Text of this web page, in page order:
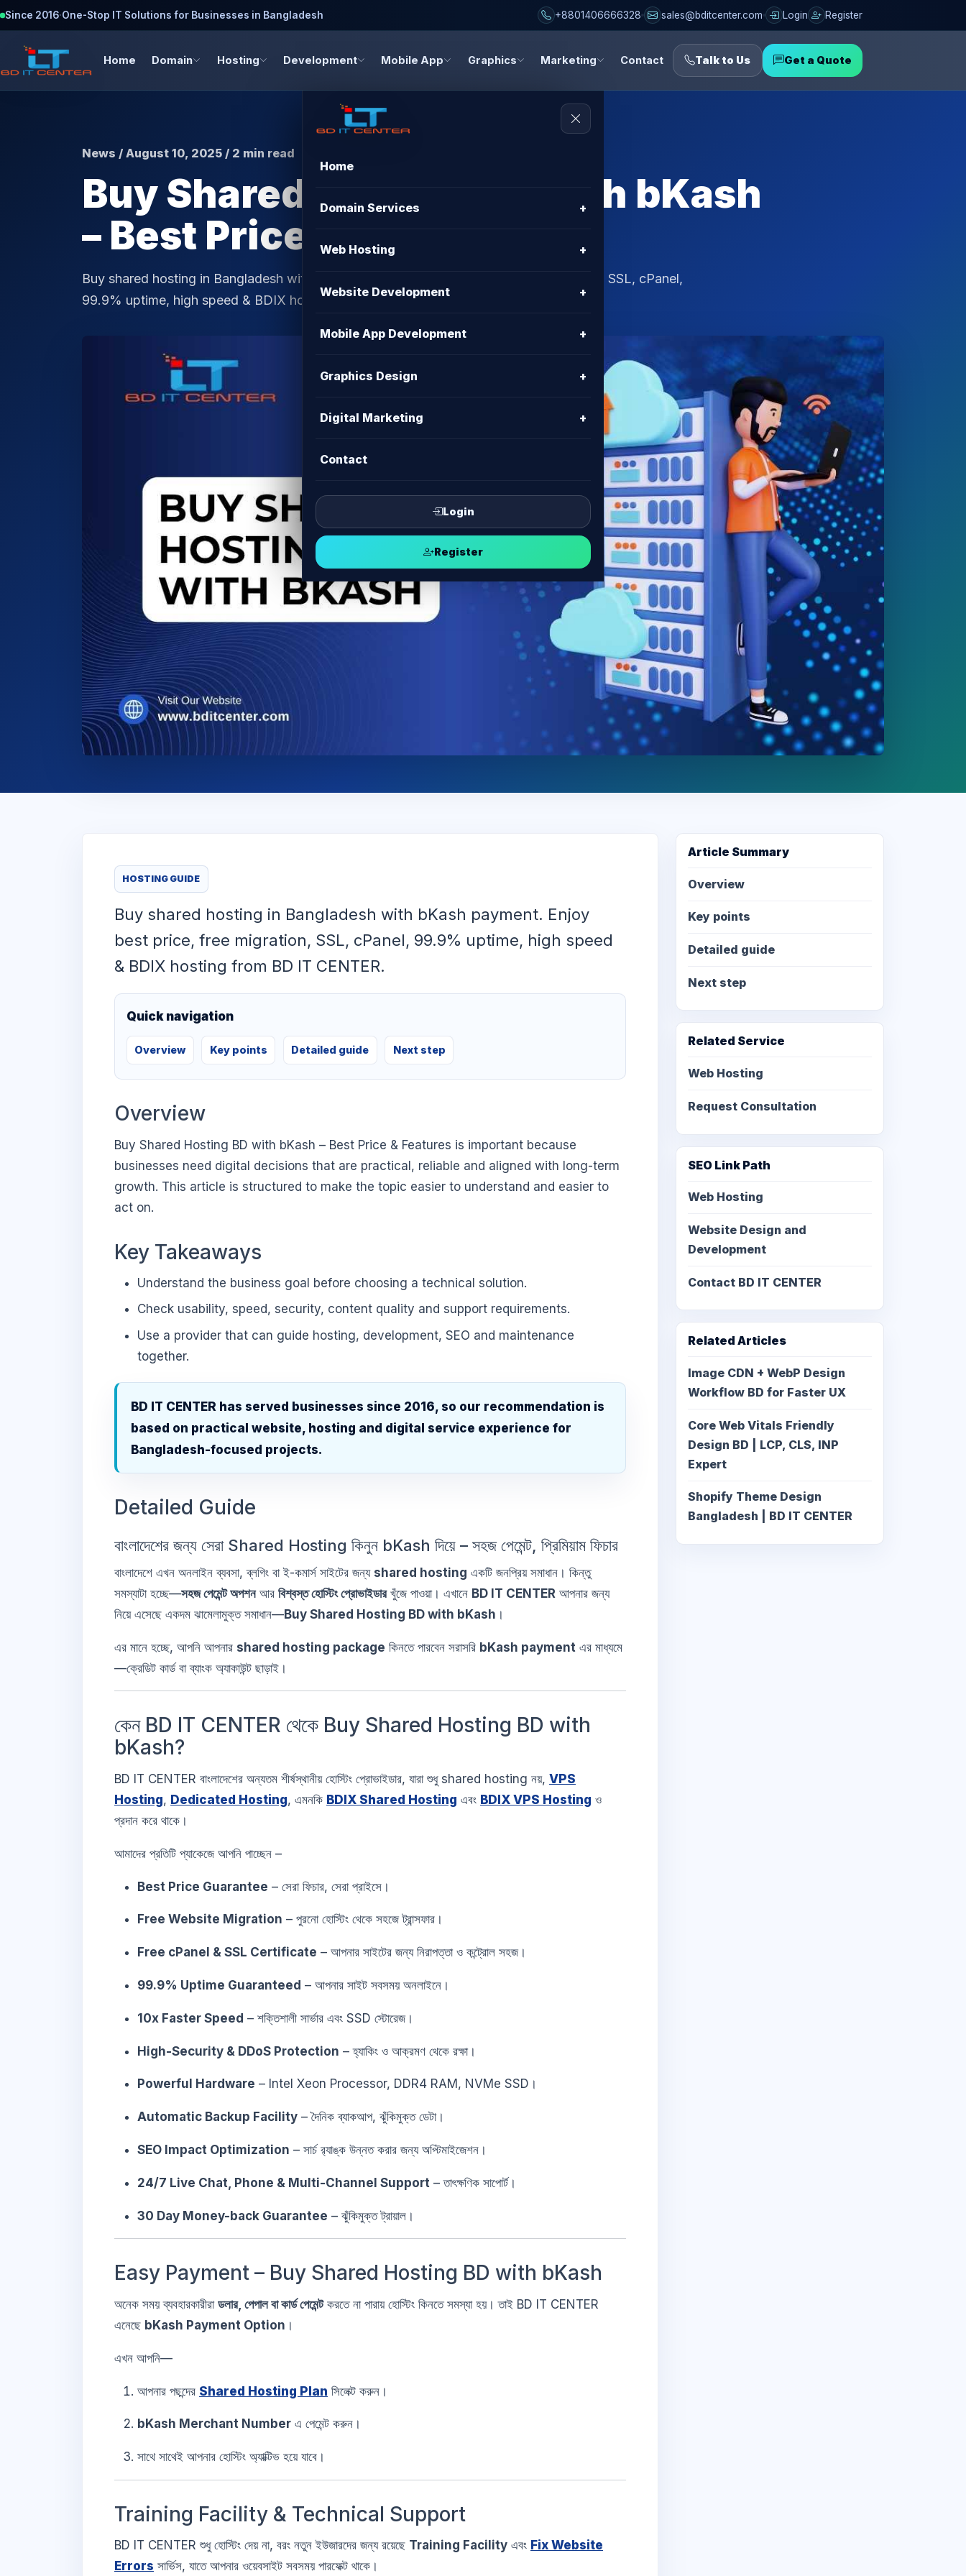
Since 2016·One-Stop IT Solutions for Businesses in Bangladesh +8801406666328 sales@bditcenter.com Login Register
Home Domain Hosting Development Mobile App Graphics Marketing Contact Talk to Us Get a Quote
Home
Domain Services +
Web Hosting +
Website Development +
Mobile App Development +
Graphics Design +
Digital Marketing +
Contact
Login
Register
News / August 10, 2025 / 2 min read
Buy Shared Hosting BD with bKash
– Best Price & Features
Buy shared hosting in Bangladesh with bKash payment. Enjoy best price, free migration, SSL, cPanel,
99.9% uptime, high speed & BDIX hosting from BD IT CENTER.
HOSTING GUIDE
Buy shared hosting in Bangladesh with bKash payment. Enjoy
best price, free migration, SSL, cPanel, 99.9% uptime, high speed
& BDIX hosting from BD IT CENTER.
Quick navigation
Overview Key points Detailed guide Next step
Overview
Buy Shared Hosting BD with bKash – Best Price & Features is important because
businesses need digital decisions that are practical, reliable and aligned with long-term
growth. This article is structured to make the topic easier to understand and easier to
act on.
Key Takeaways
Understand the business goal before choosing a technical solution.
Check usability, speed, security, content quality and support requirements.
Use a provider that can guide hosting, development, SEO and maintenance
together.
BD IT CENTER has served businesses since 2016, so our recommendation is
based on practical website, hosting and digital service experience for
Bangladesh-focused projects.
Detailed Guide
বাংলাদেশের জন্য সেরা Shared Hosting কিনুন bKash দিয়ে – সহজ পেমেন্ট, প্রিমিয়াম ফিচার
বাংলাদেশে এখন অনলাইন ব্যবসা, ব্লগিং বা ই-কমার্স সাইটের জন্য shared hosting একটি জনপ্রিয় সমাধান। কিন্তু
সমস্যাটা হচ্ছে—সহজ পেমেন্ট অপশনআর বিশ্বস্ত হোস্টিং প্রোভাইডারখুঁজে পাওয়া। এখানে BD IT CENTER আপনার জন্য
নিয়ে এসেছে একদম ঝামেলামুক্ত সমাধান—Buy Shared Hosting BD with bKash ।
এর মানে হচ্ছে, আপনি আপনার shared hosting package কিনতে পারবেন সরাসরি bKash payment এর মাধ্যমে
—ক্রেডিট কার্ড বা ব্যাংক অ্যাকাউন্ট ছাড়াই।
কেন BD IT CENTER থেকে Buy Shared Hosting BD with
bKash?
BD IT CENTER বাংলাদেশের অন্যতম শীর্ষস্থানীয় হোস্টিং প্রোভাইডার, যারা শুধু shared hosting নয়, VPS
Hosting, Dedicated Hosting, এমনকি BDIX Shared Hosting এবং BDIX VPS Hosting ও
প্রদান করে থাকে।
আমাদের প্রতিটি প্যাকেজে আপনি পাচ্ছেন –
Best Price Guarantee – সেরা ফিচার, সেরা প্রাইসে।
Free Website Migration – পুরনো হোস্টিং থেকে সহজে ট্রান্সফার।
Free cPanel & SSL Certificate – আপনার সাইটের জন্য নিরাপত্তা ও কন্ট্রোল সহজ।
99.9% Uptime Guaranteed – আপনার সাইট সবসময় অনলাইনে।
10x Faster Speed – শক্তিশালী সার্ভার এবং SSD স্টোরেজ।
High-Security & DDoS Protection – হ্যাকিং ও আক্রমণ থেকে রক্ষা।
Powerful Hardware – Intel Xeon Processor, DDR4 RAM, NVMe SSD।
Automatic Backup Facility – দৈনিক ব্যাকআপ, ঝুঁকিমুক্ত ডেটা।
SEO Impact Optimization – সার্চ র‌্যাঙ্ক উন্নত করার জন্য অপ্টিমাইজেশন।
24/7 Live Chat, Phone & Multi-Channel Support – তাৎক্ষণিক সাপোর্ট।
30 Day Money-back Guarantee – ঝুঁকিমুক্ত ট্রায়াল।
Easy Payment – Buy Shared Hosting BD with bKash
অনেক সময় ব্যবহারকারীরা ডলার, পেপাল বা কার্ড পেমেন্টকরতে না পারায় হোস্টিং কিনতে সমস্যা হয়। তাই BD IT CENTER
এনেছে bKash Payment Option ।
এখন আপনি—
আপনার পছন্দের Shared Hosting Plan সিলেক্ট করুন।
bKash Merchant Number এ পেমেন্ট করুন।
সাথে সাথেই আপনার হোস্টিং অ্যাক্টিভ হয়ে যাবে।
Training Facility & Technical Support
BD IT CENTER শুধু হোস্টিং দেয় না, বরং নতুন ইউজারদের জন্য রয়েছে Training Facility এবং Fix Website
Errors সার্ভিস, যাতে আপনার ওয়েবসাইট সবসময় পারফেক্ট থাকে।
Article Summary
Overview
Key points
Detailed guide
Next step
Related Service
Web Hosting
Request Consultation
SEO Link Path
Web Hosting
Website Design and
Development
Contact BD IT CENTER
Related Articles
Image CDN + WebP Design
Workflow BD for Faster UX
Core Web Vitals Friendly
Design BD | LCP, CLS, INP
Expert
Shopify Theme Design
Bangladesh | BD IT CENTER